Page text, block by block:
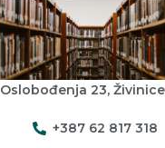
Oslobođenja 23,
+387 62 817 318